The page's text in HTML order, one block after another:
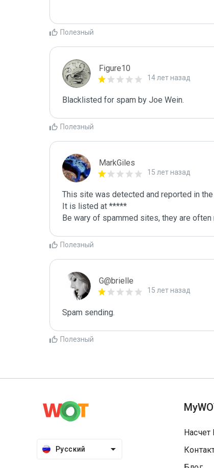
Полезный
Figure10
14 лет назад
Blacklisted for spam by Joe Wein.
Полезный
MarkGiles
15 лет назад
This site was detected and reported in
It is listed at *****
Be wary of spammed sites, they are
Полезный
G@brielle
15 лет назад
Spam sending.
Полезный
Русский
Насчет